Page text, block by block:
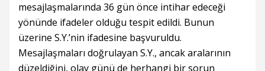
mesajlaşmalarında 36 gün önce intihar edeceği
yönünde ifadeler olduğu tespit edildi. Bunun
üzerine S.Y.’nin ifadesine başvuruldu.
Mesajlaşmaları doğrulayan S.Y., ancak aralarının
düzeldiğini, olay günü de herhangi bir sorun